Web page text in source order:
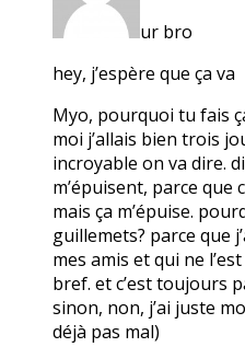
ur bro
hey, j’espère que ça va
Myo, pourquoi tu fais
moi j’allais bien trois
incroyable on va dire.
m’épuisent, parce que
mais ça m’épuise.
guillemets? parce que
mes amis et qui ne
bref. et c’est toujours
sinon, non, j’ai juste
déjà pas mal)